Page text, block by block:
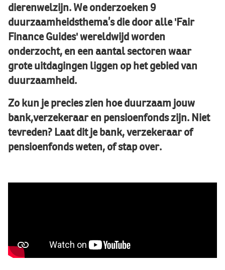
dierenwelzijn. We onderzoeken 9
duurzaamheidsthema’s die door alle 'Fair
Finance Guides' wereldwijd worden
onderzocht, en een aantal sectoren waar
grote uitdagingen liggen op het gebied van
duurzaamheid.
Zo kun je precies zien hoe duurzaam jouw
bank,verzekeraar en pensioenfonds zijn. Niet
tevreden? Laat dit je bank, verzekeraar of
pensioenfonds weten, of stap over.